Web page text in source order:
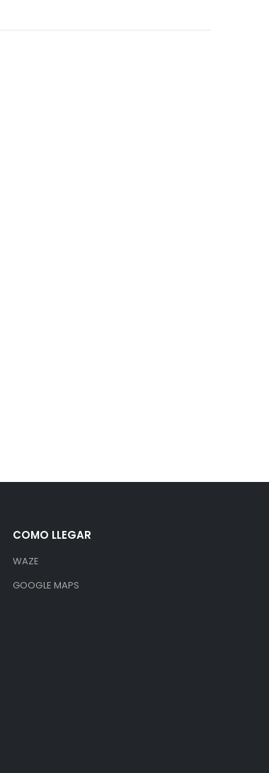
COMO LLEGAR
WAZE
GOOGLE MAPS